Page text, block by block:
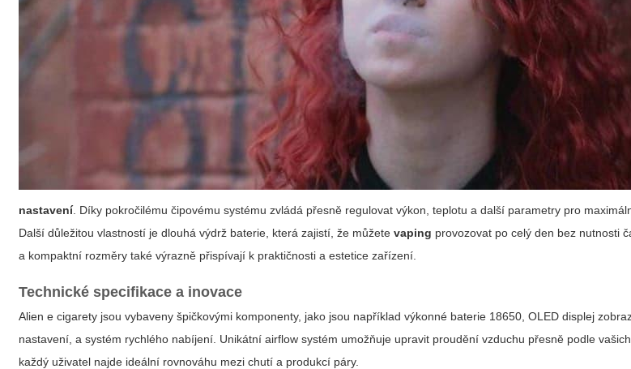
nastavení. Díky pokročilému čipovému systému zvládá přesně regulovat výkon, teplotu a další parametry pro
Další důležitou vlastností je dlouhá výdrž baterie, která zajistí, že můžetevaping provozovat po celý den bez nutnosti
a kompaktní rozměry také výrazně přispívají k praktičnosti a estetice zařízení.
Technické specifikace a inovace
Alien e cigarety jsou vybaveny špičkovými komponenty, jako jsou například výkonné baterie 18650, OLED displej
nastavení, a systém rychlého nabíjení. Unikátní airflow systém umožňuje upravit proudění vzduchu přesně podle
každý uživatel najde ideální rovnováhu mezi chutí a produkcí páry.